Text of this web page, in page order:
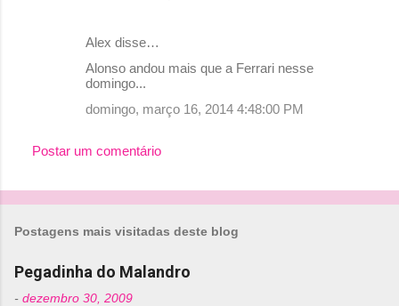
Alex disse…
Alonso andou mais que a Ferrari nesse
domingo...
domingo, março 16, 2014 4:48:00 PM
Postar um comentário
Postagens mais visitadas deste blog
Pegadinha do Malandro
- dezembro 30, 2009